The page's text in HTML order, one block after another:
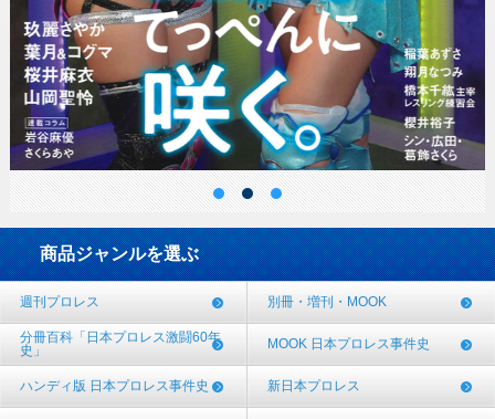
商品ジャンルを選ぶ
週刊プロレス 別冊・増刊・MOOK
分冊百科「日本プロレス激闘60年
史」
MOOK 日本プロレス事件史
ハンディ版 日本プロレス事件史 新日本プロレス